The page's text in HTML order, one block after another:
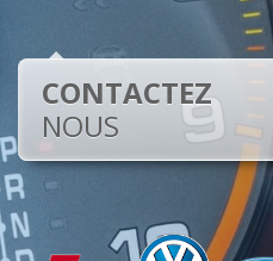
CONTACTEZ
NOUS